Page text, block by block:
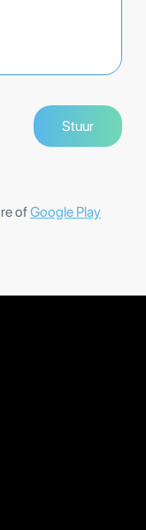
ofGoogle Play